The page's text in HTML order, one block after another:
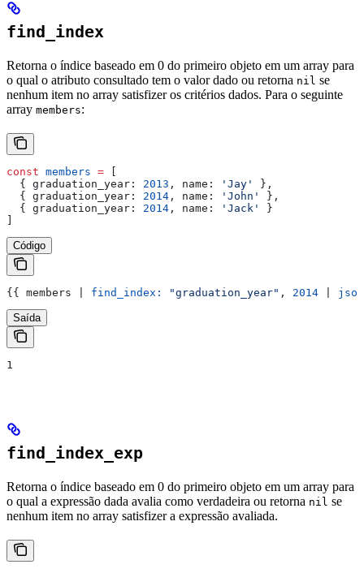
find_index
Retorna o índice baseado em 0 do primeiro objeto em um array para
o qual o atributo consultado tem o valor dado ou retorna nil se
nenhum item no array satisfizer os critérios dados. Para o seguinte
array members:
const members =
  {
graduation_year: 2013 , name: 'Jay'
},
  {
graduation_year: 2014 , name: 'John'
},
  {
graduation_year: 2014 , name: 'Jack'
}
Código
{{ members find_index: "graduation_year" , 2014 json
Saída
1
find_index_exp
Retorna o índice baseado em 0 do primeiro objeto em um array para
o qual a expressão dada avalia como verdadeira ou retorna nil se
nenhum item no array satisfizer a expressão avaliada.